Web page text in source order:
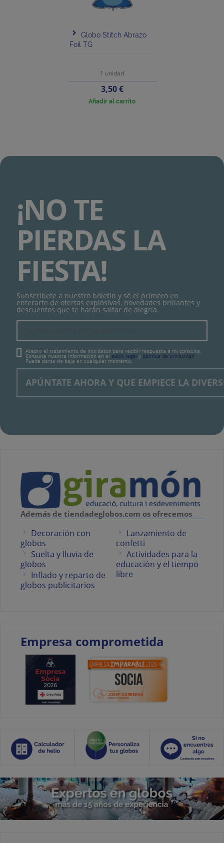
Globo Stitch Abrazo
Foil TG
1 unidad
Precio
3,50 €
Añadir al carrito
¡NO TE
PIERDAS LA
FIESTA!
Subscríbete a nuestro boletín y sé el primero en
enterarte de ofertas explosivas, novedades brillantes y
descuentos que te harán saltar de alegría.
Acepto el tratamiento de mis datos para recibir respuesta a mi consulta.
Consulte nuestra información en el aviso legal y política de privacidad.
Puede darse de baja en cualquier momento.
Además de tiendadeglobos.com os ofrecemos
Decoración con
globos
Suelta y lluvia de
globos
Inflado y reparto de
globos publicitarios
Lanzamiento de
confetti
Actividades para la
educación y el tiempo
libre
Empresa comprometida